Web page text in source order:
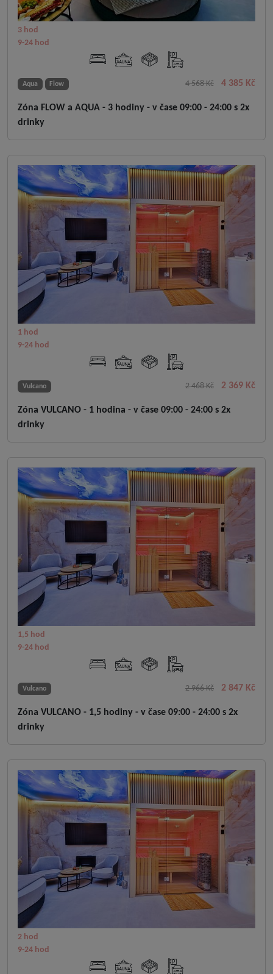
3 hod
9-24 hod
Aqua Flow 4 568 Kč 4 385 Kč
Zóna FLOW a AQUA - 3 hodiny - v čase 09:00 - 24:00 s 2x
drinky
1 hod
9-24 hod
Vulcano 2 468 Kč 2 369 Kč
Zóna VULCANO - 1 hodina - v čase 09:00 - 24:00 s 2x
drinky
1,5 hod
9-24 hod
Vulcano 2 966 Kč 2 847 Kč
Zóna VULCANO - 1,5 hodiny - v čase 09:00 - 24:00 s 2x
drinky
2 hod
9-24 hod